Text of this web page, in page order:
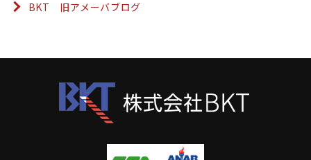
BKT 旧アメーバブログ